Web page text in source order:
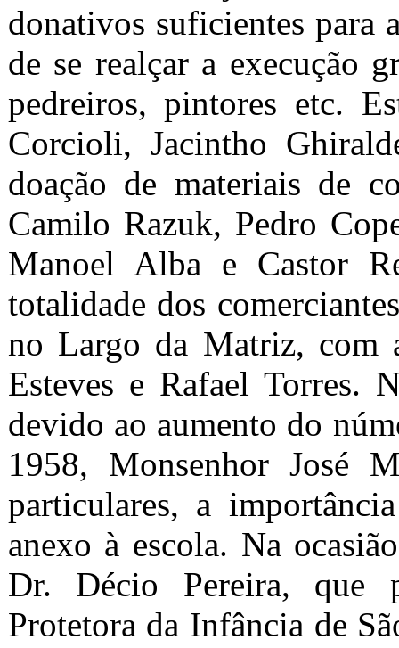
donativos suficientes para
de se realçar a execução
pedreiros, pintores etc.
Corcioli, Jacintho
doação de materiais de
Camilo Razuk, Pedro
Manoel Alba e Castor
totalidade dos
no Largo da Matriz, com
Esteves e Rafael Torres.
devido ao aumento do
1958, Monsenhor José
particulares, a
anexo à escola. Na
Dr. Décio Pereira, que
Protetora da Infância de